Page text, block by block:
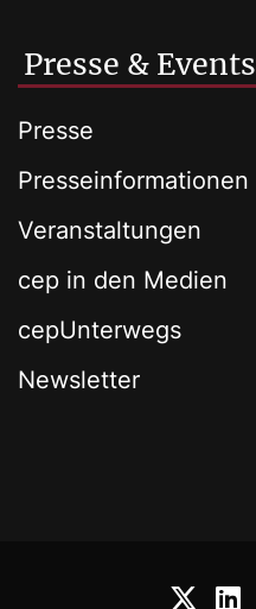
Presse & Events
Presse
Presseinformationen
Veranstaltungen
cep in den Medien
cepUnterwegs
Newsletter